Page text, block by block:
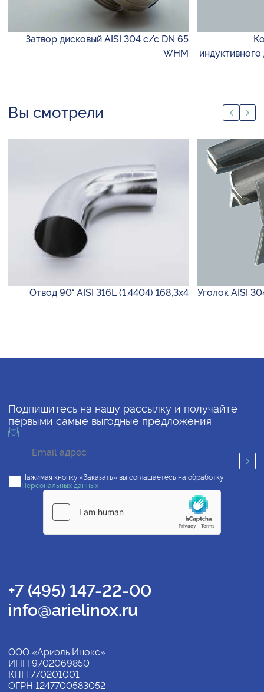
Затвор дисковый AISI 304 с/с DN 65
WHM
Вы смотрели
Отвод 90° AISI 316L (1.4404) 168,3х4 Уголок AISI
Подпишитесь на нашу рассылку и получайте
первыми самые выгодные предложения
Нажимая кнопку «Заказать» вы соглашаетесь на обработку
Персональных данных
+7 (495) 147-22-00
info@arielinox.ru
ООО «Ариэль Инокс»
ИНН 9702069850
КПП 770201001
ОГРН 1247700583052